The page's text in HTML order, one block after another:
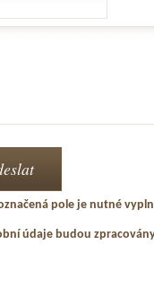
pole je nutné
údaje budou